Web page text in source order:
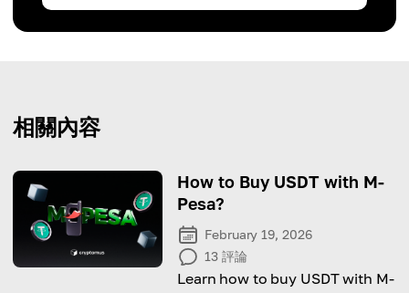
相關內容
How to Buy USDT with M-
Pesa?
February 19, 2026
13 評論
Learn how to buy USDT with M-